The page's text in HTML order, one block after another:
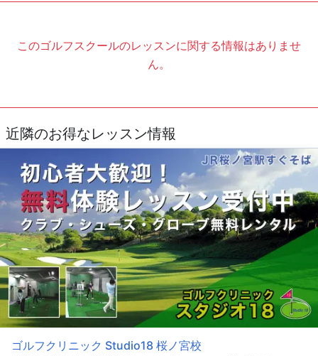
このゴルフスクールのレッスンに関する情報はありませ
ん。
近隣のお得なレッスン情報
ゴルフクリニック Studio18 桜ノ宮校